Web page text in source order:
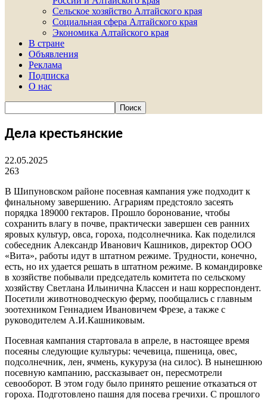
Сельское хозяйство Алтайского края
Социальная сфера Алтайского края
Экономика Алтайского края
В стране
Объявления
Реклама
Подписка
О нас
Дела крестьянские
22.05.2025
263
В Шипуновском районе посевная кампания уже подходит к
финальному завершению. Аграриям предстояло засеять
порядка 189000 гектаров. Прошло боронование, чтобы
сохранить влагу в почве, практически завершен сев ранних
яровых культур, овса, гороха, подсолнечника. Как поделился
собеседник Александр Иванович Кашников, директор ООО
«Вита», работы идут в штатном режиме. Трудности, конечно,
есть, но их удается решать в штатном режиме. В командировке
в хозяйстве побывали председатель комитета по сельскому
хозяйству Светлана Ильинична Классен и наш корреспондент.
Посетили животноводческую ферму, пообщались с главным
зоотехником Геннадием Ивановичем Фрезе, а также с
руководителем А.И.Кашниковым.
Посевная кампания стартовала в апреле, в настоящее время
посеяны следующие культуры: чечевица, пшеница, овес,
подсолнечник, лен, ячмень, кукуруза (на силос). В нынешнюю
посевную кампанию, рассказывает он, пересмотрели
севооборот. В этом году было принято решение отказаться от
гороха. Подготовлено пашня для посева гречихи. С прошлого